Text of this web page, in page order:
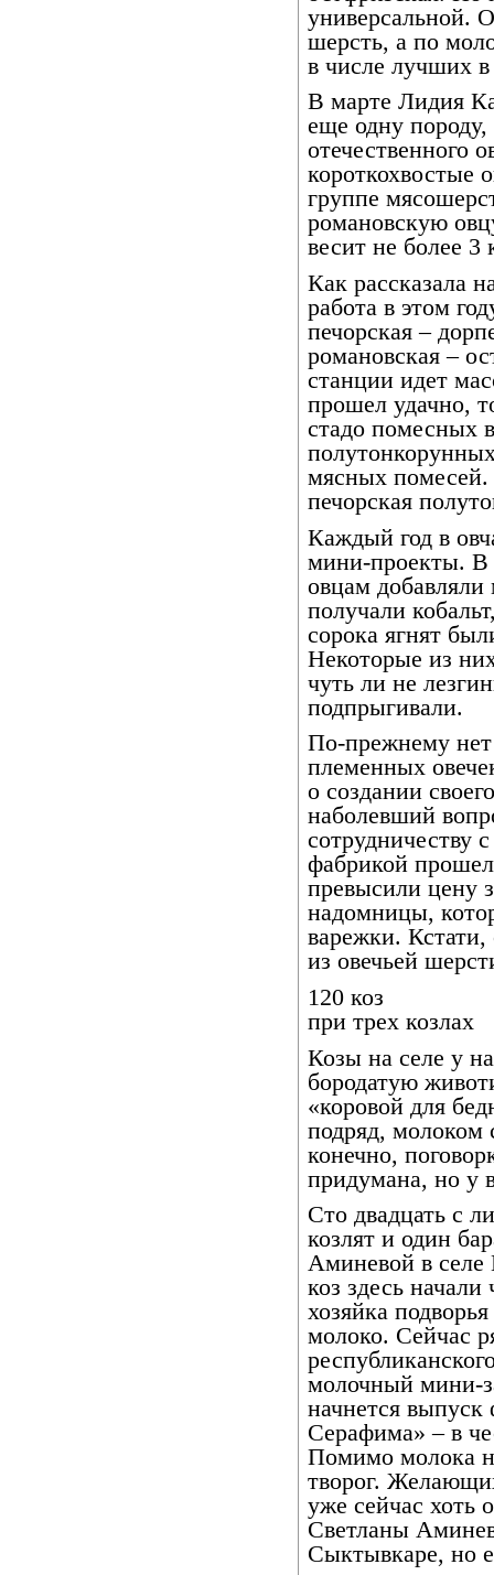
универсальной.
шерсть, а по
в числе лучших
В марте Лидия
еще одну породу,
отечественного
короткохвостые
группе
романовскую
весит не более 3
Как рассказала
работа в этом
печорская –
романовская –
станции идет
прошел удачно,
стадо помесных
мясных помесей.
печорская
Каждый год в
мини-проекты. В
овцам
получали
сорока ягнят
Некоторые из
чуть ли не
подпрыгивали.
По-прежнему
племенных
о создании
наболевший
сотрудничеству
фабрикой
превысили цену
надомницы,
варежки.
из овечьей
120 коз
при трех козлах
Козы на селе у
бородатую
«коровой для
подряд, молоком
конечно,
придумана, но у
Сто двадцать с
козлят и один
Аминевой в селе
коз здесь начали
хозяйка
молоко. Сейчас
молочный мини-
начнется
Серафима» – в
Помимо молока
творог.
уже сейчас хоть
Светланы
Сыктывкаре, но